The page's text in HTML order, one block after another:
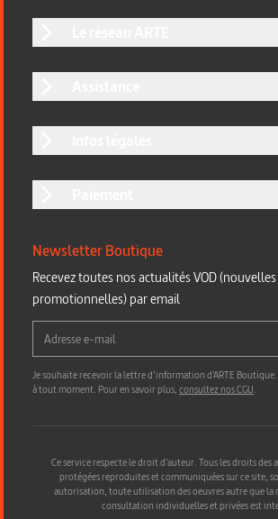
Newsletter Boutique
Recevez toutes nos actualités VOD
promotionnelles) par email
Je souhaite recevoir la lettre d’information d'ARTE
à tout moment. Pour en savoir plus,consultez nos CGU.
Ce service respecte le droit d’auteur. Tous les droits des
protégées reproduites et communiquées sur ce site,
autorisation, toute utilisation des oeuvres autre que
consultation individuelles et privées est